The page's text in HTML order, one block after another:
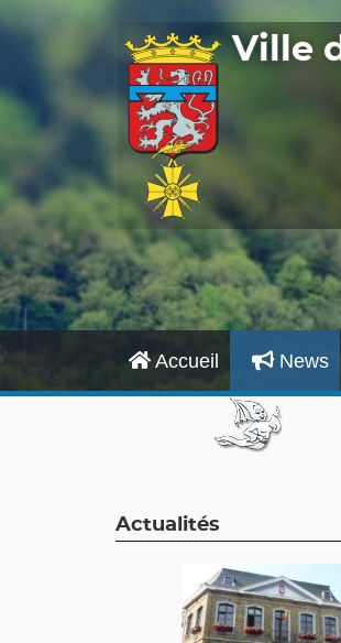
Ville
Accueil News
Actualités